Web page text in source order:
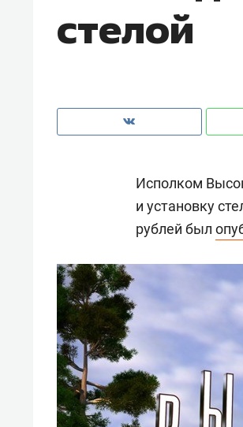
стелой
Исполком
и установку
рублей был
рынки,
чем интересен
Рекомендуем
Как ГК «МИР ГРУПП» и ВТБ
создают оазис жилого
комфорта под Казанью